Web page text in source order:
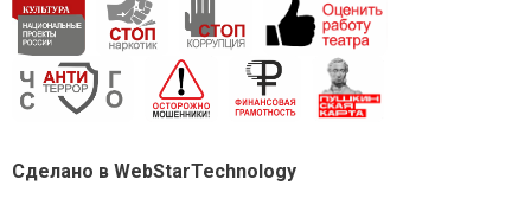
Сделано в WebStarTechnology